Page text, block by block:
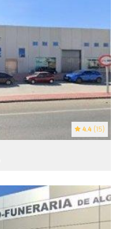
4.4 (15)